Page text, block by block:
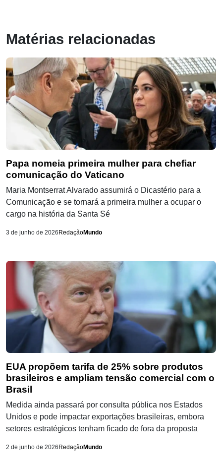
Matérias relacionadas
Papa nomeia primeira mulher para chefiar
comunicação do Vaticano
Maria Montserrat Alvarado assumirá o Dicastério para a
Comunicação e se tornará a primeira mulher a ocupar o
cargo na história da Santa Sé
3 de junho de 2026 RedaçãoMundo
EUA propõem tarifa de 25% sobre produtos
brasileiros e ampliam tensão comercial com o
Brasil
Medida ainda passará por consulta pública nos Estados
Unidos e pode impactar exportações brasileiras, embora
setores estratégicos tenham ficado de fora da proposta
2 de junho de 2026 RedaçãoMundo